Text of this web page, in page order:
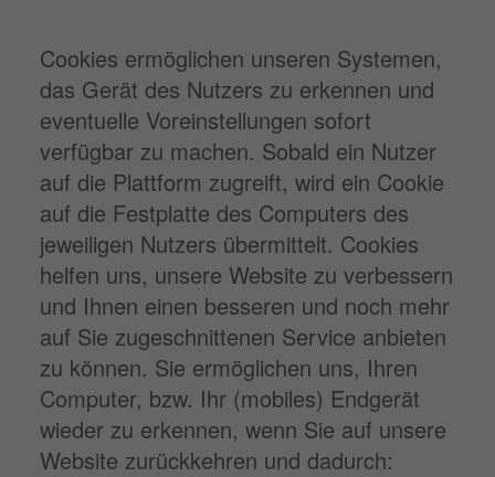
Cookies ermöglichen unseren Systemen,
das Gerät des Nutzers zu erkennen und
eventuelle Voreinstellungen sofort
verfügbar zu machen. Sobald ein Nutzer
auf die Plattform zugreift, wird ein Cookie
auf die Festplatte des Computers des
jeweiligen Nutzers übermittelt. Cookies
helfen uns, unsere Website zu verbessern
und Ihnen einen besseren und noch mehr
auf Sie zugeschnittenen Service anbieten
zu können. Sie ermöglichen uns, Ihren
Computer, bzw. Ihr (mobiles) Endgerät
wieder zu erkennen, wenn Sie auf unsere
Website zurückkehren und dadurch: